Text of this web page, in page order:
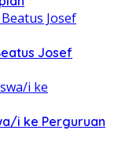
Josef
i ke Perguruan